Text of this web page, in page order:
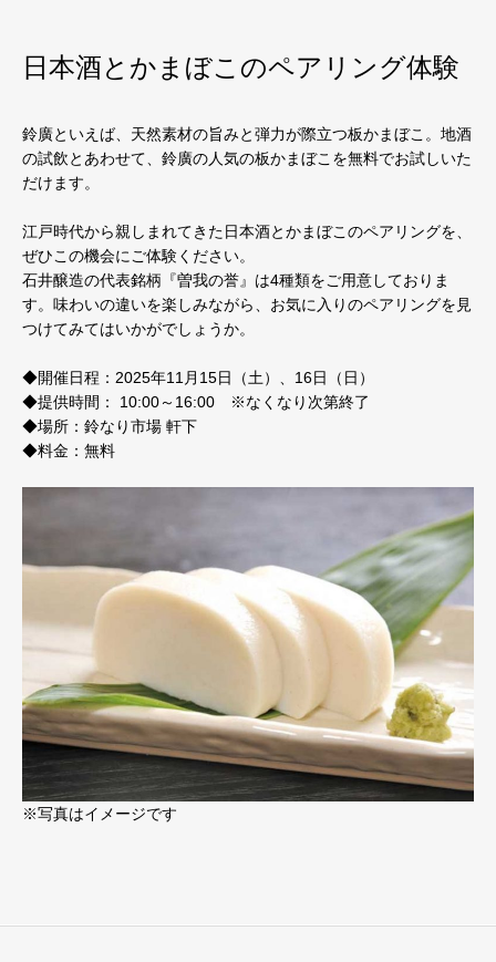
日本酒とかまぼこのペアリング体験
鈴廣といえば、天然素材の旨みと弾力が際立つ板かまぼこ。地酒
の試飲とあわせて、鈴廣の人気の板かまぼこを無料でお試しいた
だけます。
江戸時代から親しまれてきた日本酒とかまぼこのペアリングを、
ぜひこの機会にご体験ください。
石井醸造の代表銘柄『曽我の誉』は4種類をご用意しておりま
す。味わいの違いを楽しみながら、お気に入りのペアリングを見
つけてみてはいかがでしょうか。
◆開催日程：2025年11月15日（土）、16日（日）
◆提供時間： 10:00～16:00 ※なくなり次第終了
◆場所：鈴なり市場 軒下
◆料金：無料
※写真はイメージです